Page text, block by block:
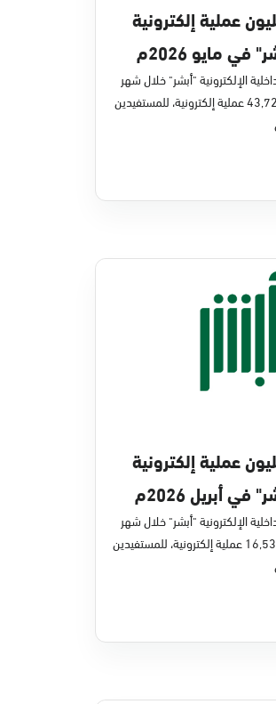
من 43 مليون عملية إلكترونية
مايو 2026م
الإلكترونية "أبشر" خلال شهر
مايو الماضي 43,722,443 عملية إلكترونية، للمستفيدين
من 16 مليون عملية إلكترونية
أبريل 2026م
الإلكترونية "أبشر" خلال شهر
أبريل الماضي 16,536,826 عملية إلكترونية، للمستفيدين